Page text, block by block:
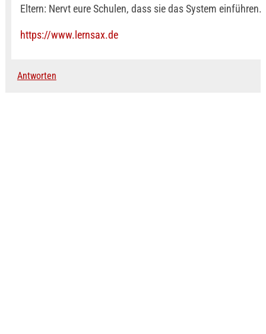
Eltern: Nervt eure Schulen, dass sie das System einführen.
https://www.lernsax.de
Antworten